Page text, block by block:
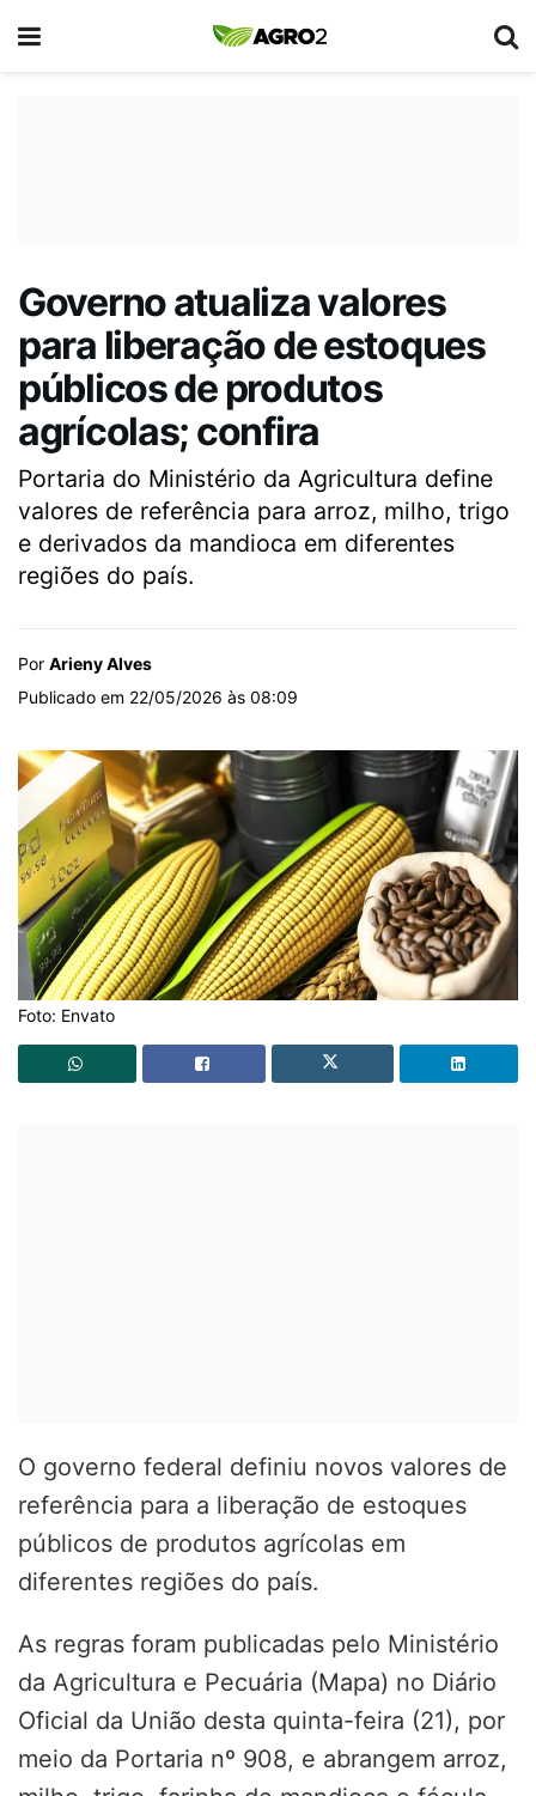
Governo atualiza valores
para liberação de estoques
públicos de produtos
agrícolas; confira
Portaria do Ministério da Agricultura define
valores de referência para arroz, milho, trigo
e derivados da mandioca em diferentes
regiões do país.
Por Arieny Alves
Publicado em 22/05/2026 às 08:09
Foto: Envato
O governo federal definiu novos valores de
referência para a liberação de estoques
públicos de produtos agrícolas em
diferentes regiões do país.
As regras foram publicadas pelo Ministério
da Agricultura e Pecuária (Mapa) no Diário
Oficial da União desta quinta-feira (21), por
meio da Portaria nº 908, e abrangem arroz,